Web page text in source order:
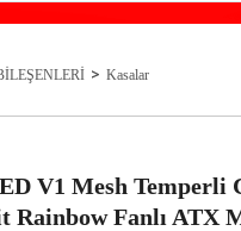
Kasalar
V1 Mesh Temperli
Rainbow Fanlı ATX